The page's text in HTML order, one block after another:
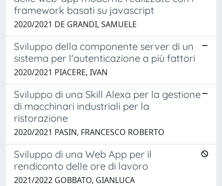
framework basati su javascript
2020/2021 DE GRANDI, SAMUELE
Sviluppo della componente server di un
sistema per l'autenticazione a più fattori
2020/2021 PIACERE, IVAN
Sviluppo di una Skill Alexa per la gestione
di macchinari industriali per la
ristorazione
2020/2021 PASIN, FRANCESCO ROBERTO
Sviluppo di una Web App per il
rendiconto delle ore di lavoro
2021/2022 GOBBATO, GIANLUCA